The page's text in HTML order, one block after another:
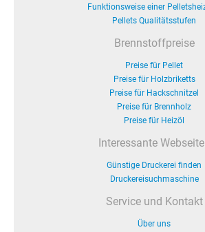
Funktionsweise einer
Pellets Qualitätsstufen
Brennstoffpreise
Preise für Pellet
Preise für Holzbriketts
Preise für Hackschnitzel
Preise für Brennholz
Preise für Heizöl
Interessante
Günstige Druckerei finden
Druckereisuchmaschine
Service und Kontakt
Über uns